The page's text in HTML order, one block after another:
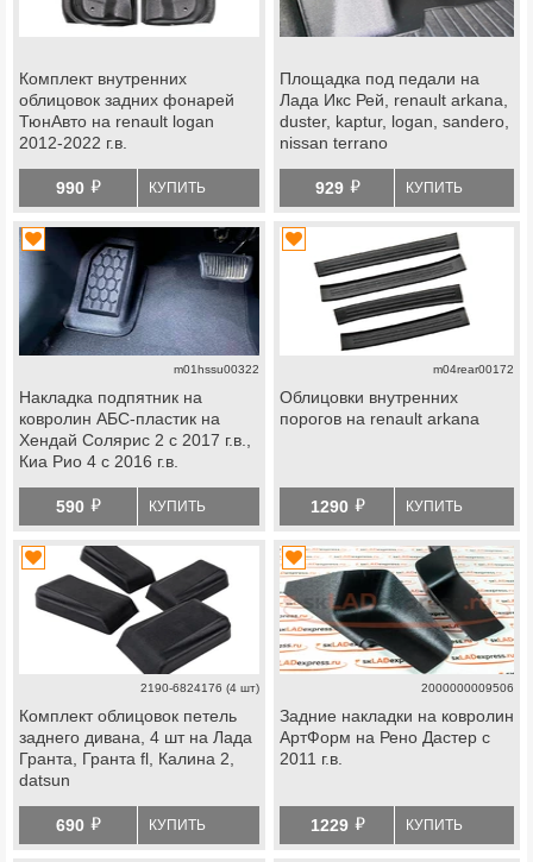
Комплект внутренних
облицовок задних фонарей
ТюнАвто на renault logan
2012-2022 г.в.
990 й КУПИТЬ
Площадка под педали на
Лада Икс Рей, renault arkana,
duster, kaptur, logan, sandero,
nissan terrano
929 й КУПИТЬ
m01hssu00322
Накладка подпятник на
ковролин АБС-пластик на
Хендай Солярис 2 с 2017 г.в.,
Киа Рио 4 с 2016 г.в.
590 й КУПИТЬ
m04rear00172
Облицовки внутренних
порогов на renault arkana
1290 й КУПИТЬ
2190-6824176 (4 шт)
Комплект облицовок петель
заднего дивана, 4 шт на Лада
Гранта, Гранта fl, Калина 2,
datsun
690 й КУПИТЬ
2000000009506
Задние накладки на ковролин
АртФорм на Рено Дастер с
2011 г.в.
1229 й КУПИТЬ